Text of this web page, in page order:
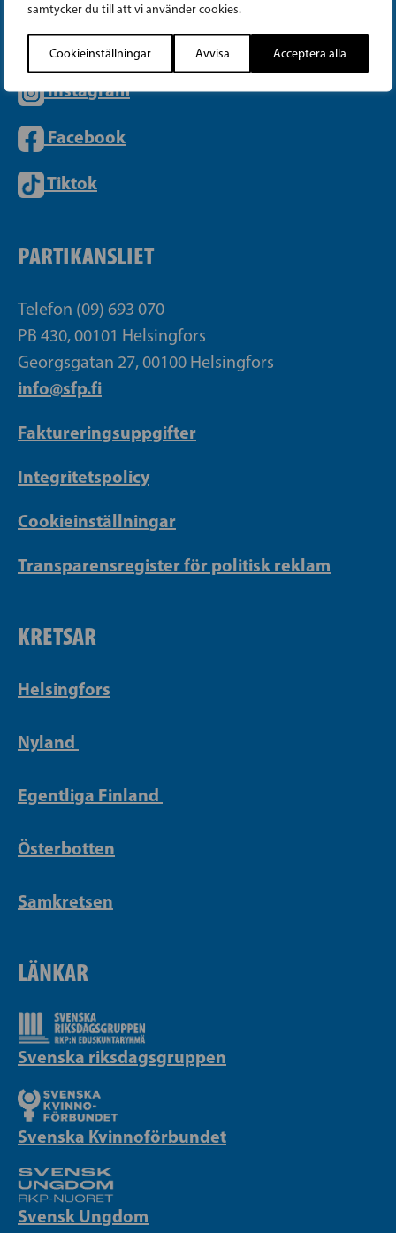
samtycker du till att vi använder cookies.
Cookieinställningar Avvisa Acceptera alla
Instagram
Facebook
Tiktok
PARTIKANSLIET
Telefon (09) 693 070
PB 430, 00101 Helsingfors
Georgsgatan 27, 00100 Helsingfors
info@sfp.fi
Faktureringsuppgifter
Integritetspolicy
Cookieinställningar
Transparensregister för politisk reklam
KRETSAR
Helsingfors
Nyland
Egentliga Finland
Österbotten
Samkretsen
LÄNKAR
Svenska riksdagsgruppen
Svenska Kvinnoförbundet
Svensk Ungdom